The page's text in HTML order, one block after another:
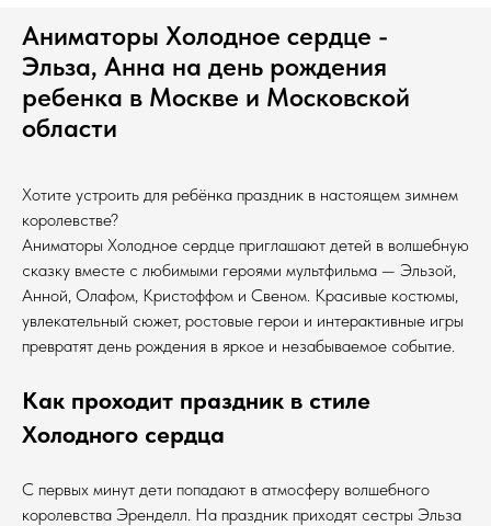
Аниматоры Холодное сердце -
Эльза, Анна на день рождения
ребенка в Москве и Московской
области
Хотите устроить для ребёнка праздник в настоящем зимнем
королевстве?
Аниматоры Холодное сердце приглашают детей в волшебную
сказку вместе с любимыми героями мультфильма — Эльзой,
Анной, Олафом, Кристоффом и Свеном. Красивые костюмы,
увлекательный сюжет, ростовые герои и интерактивные игры
превратят день рождения в яркое и незабываемое событие.
Как проходит праздник в стиле
Холодного сердца
С первых минут дети попадают в атмосферу волшебного
королевства Эренделл. На праздник приходят сестры Эльза